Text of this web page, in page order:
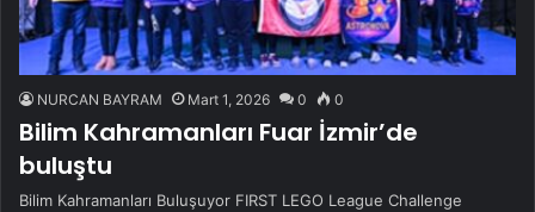
NURCAN BAYRAM Mart 1, 2026 0 0
Bilim Kahramanları Fuar İzmir’de
buluştu
Bilim Kahramanları Buluşuyor FIRST LEGO League Challenge